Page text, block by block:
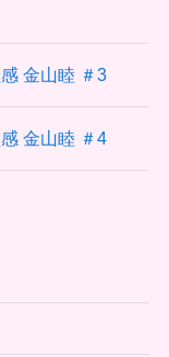
金山睦 ＃3
金山睦 ＃4